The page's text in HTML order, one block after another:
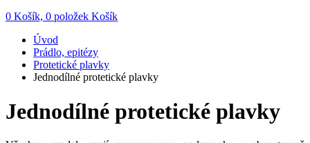
0 Košík, 0 položek Košík
Úvod
Prádlo, epitézy
Protetické plavky
Jednodílné protetické plavky
Jednodílné protetické plavky